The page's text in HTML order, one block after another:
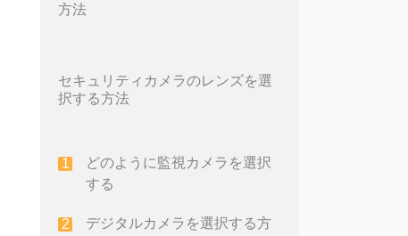
方法
セキュリティカメラのレンズを選
択する方法
どのように監視カメラを選択
する
デジタルカメラを選択する方